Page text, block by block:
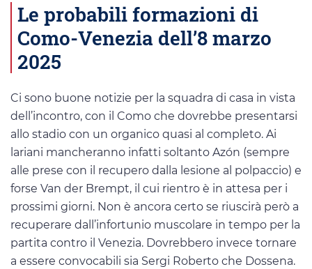
Le probabili formazioni di
Como-Venezia dell’8 marzo
2025
Ci sono buone notizie per la squadra di casa in vista
dell’incontro, con il Como che dovrebbe presentarsi
allo stadio con un organico quasi al completo. Ai
lariani mancheranno infatti soltanto Azón (sempre
alle prese con il recupero dalla lesione al polpaccio) e
forse Van der Brempt, il cui rientro è in attesa per i
prossimi giorni. Non è ancora certo se riuscirà però a
recuperare dall’infortunio muscolare in tempo per la
partita contro il Venezia. Dovrebbero invece tornare
a essere convocabili sia Sergi Roberto che Dossena.